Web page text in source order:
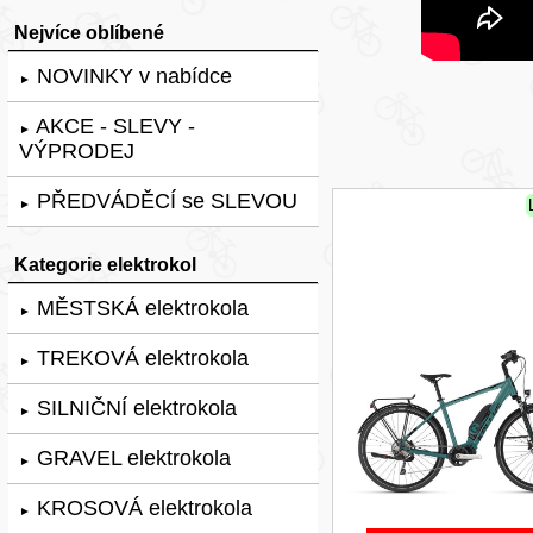
Nejvíce oblíbené
► NOVINKY v nabídce
► AKCE - SLEVY -
VÝPRODEJ
► PŘEDVÁDĚCÍ se SLEVOU
Kategorie elektrokol
► MĚSTSKÁ elektrokola
► TREKOVÁ elektrokola
► SILNIČNÍ elektrokola
► GRAVEL elektrokola
► KROSOVÁ elektrokola